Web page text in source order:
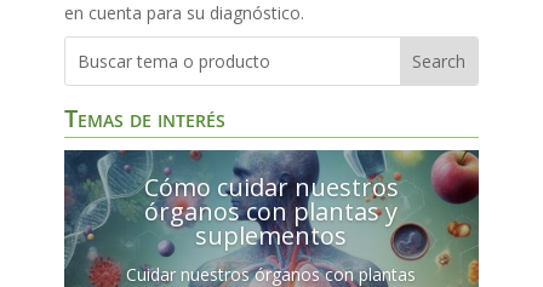
en cuenta para su diagnóstico.
Temas de interés
Cómo cuidar nuestros
órganos con plantas y
suplementos
Cuidar nuestros órganos con plantas